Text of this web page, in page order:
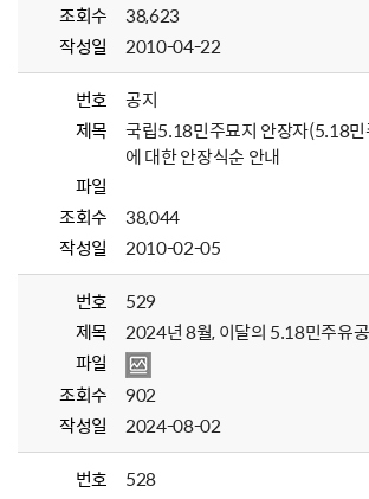
조회수
38,623
작성일
2010-04-22
번호
공지
제목
국립5.18민주묘지 안장자(5.18
에 대한 안장식순 안내
파일
조회수
38,044
작성일
2010-02-05
번호
529
제목
2024년 8월, 이달의 5.18민주유
파일
조회수
902
작성일
2024-08-02
번호
528